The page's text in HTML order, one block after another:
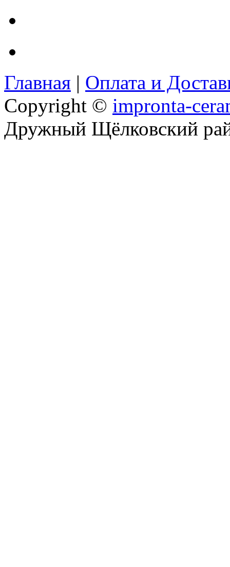
Главная | Оплата и
Copyright © impronta-
Дружный Щёлковский